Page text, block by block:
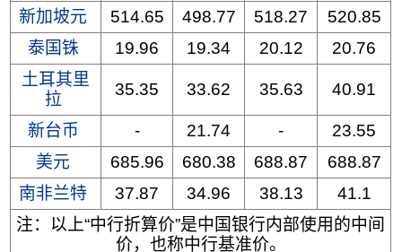
新加坡元
514.65 498.77 518.27
520.85
泰国铢
19.96 19.34 20.12
20.76
土耳其里
拉
35.35 33.62 35.63 40.91
新台币 - 21.74 -
23.55
美元
685.96 680.38 688.87
688.87
南非兰特
37.87 34.96 38.13
41.1
注：以上“中行折算价”是中国银行内部使用的中间
价，也称中行基准价。